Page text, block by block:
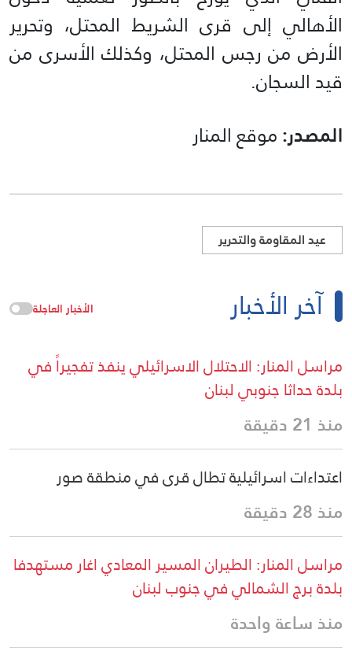
الأهالي إلى قرى الشريط المحتل، وتحرير
الأرض من رجس المحتل، وكذلك الأسرى من
قيد السجان.
المصدر:موقع المنار
عيد المقاومة والتحرير
آخر الأخبار الأخبار العاجلة
مراسل المنار: الاحتلال الاسرائيلي ينفذ تفجيراً في
بلدة حداثا جنوبي لبنان
منذ 21 دقيقة
اعتداءات اسرائيلية تطال قرى في منطقة صور
منذ 28 دقيقة
مراسل المنار: الطيران المسير المعادي اغار مستهدفا
بلدة برج الشمالي في جنوب لبنان
منذ ساعة واحدة